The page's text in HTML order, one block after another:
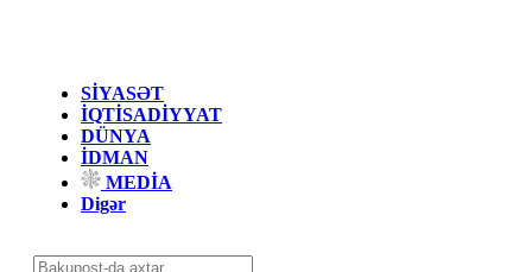
SİYASƏT
İQTİSADİYYAT
DÜNYA
İDMAN
MEDİA
Digər